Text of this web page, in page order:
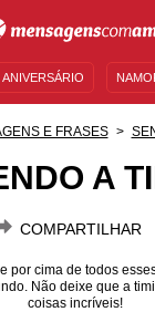
ANIVERSÁRIO
E FRASES
A
COMPARTILHAR
por cima de todos
Não deixe que a
coisas incríveis!